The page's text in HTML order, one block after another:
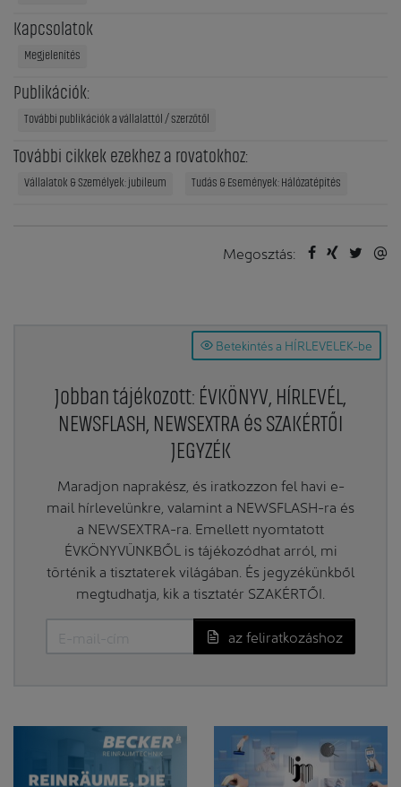
Kapcsolatok
Megjelenítés
Publikációk:
További publikációk a vállalattól / szerzőtől
További cikkek ezekhez a rovatokhoz:
Vállalatok & Személyek: jubileum Tudás & Események: Hálózatépítés
Megosztás:
Betekintés a HÍRLEVELEK-be
Jobban tájékozott: ÉVKÖNYV, HÍRLEVÉL,
NEWSFLASH, NEWSEXTRA és SZAKÉRTŐI
JEGYZÉK
Maradjon naprakész, és iratkozzon fel havi e-
mail hírlevelünkre, valamint a NEWSFLASH-ra és
a NEWSEXTRA-ra. Emellett nyomtatott
ÉVKÖNYVÜNKBŐL is tájékozódhat arról, mi
történik a tisztaterek világában. És jegyzékünkből
megtudhatja, kik a tisztatér SZAKÉRTŐI.
az feliratkozáshoz